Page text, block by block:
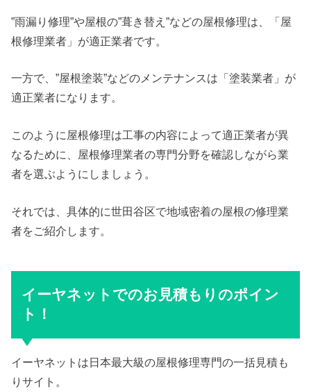
”雨漏り修理”や屋根の”葺き替え”などの屋根修理は、「屋
根修理業者」が適正業者です。
一方で、”屋根塗装”などのメンテナンスは「塗装業者」が
適正業者になります。
このように屋根修理は工事の内容によって適正業者が異
なるために、屋根修理業者の専門分野を確認しながら業
者を選ぶようにしましょう。
それでは、具体的に世田谷区で地域密着の屋根の修理業
者をご紹介します。
イーヤネットでのお見積もりのポイン
ト！
イーヤネットは日本最大級の屋根修理専門の一括見積も
りサイト。